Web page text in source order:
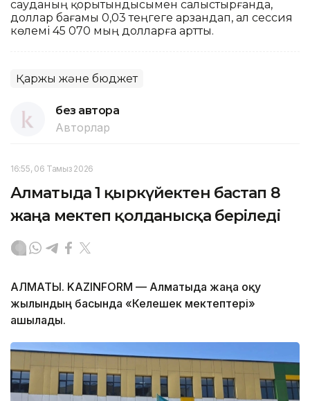
сауданың қорытындысымен салыстырғанда,
доллар бағамы 0,03 теңгеге арзандап, ал сессия
көлемі 45 070 мың долларға артты.
Қаржы және бюджет
без автора
Авторлар
16:55, 06 Тамыз 2026
Алматыда 1 қыркүйектен бастап 8
жаңа мектеп қолданысқа беріледі
АЛМАТЫ. KAZINFORM — Алматыда жаңа оқу
жылындың басында «Келешек мектептері»
ашылады.